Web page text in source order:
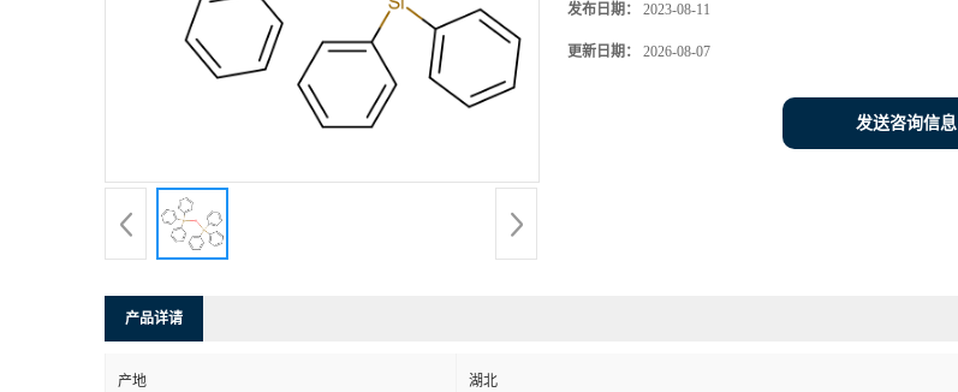
发布日期： 2023-08-11
更新日期： 2026-08-07
发送咨询信息
产品详请
产地 湖北